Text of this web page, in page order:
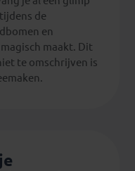
de
en
maakt. Dit
te omschrijven is